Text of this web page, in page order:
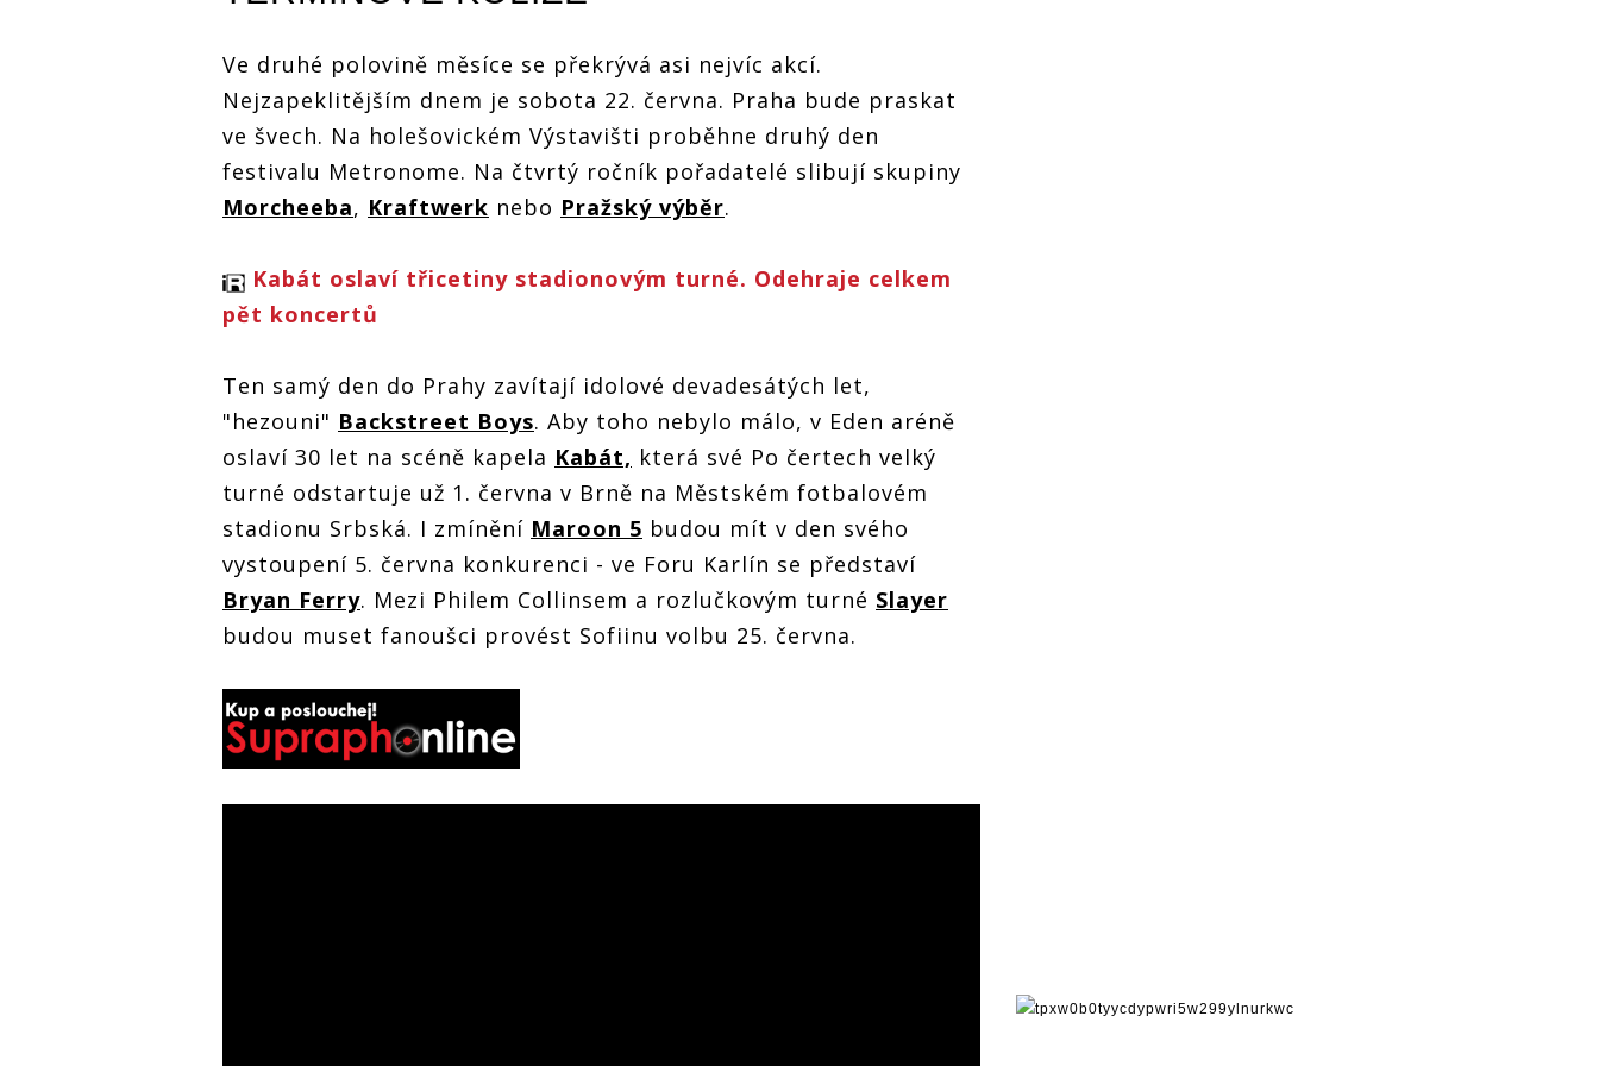
Ve druhé polovině měsíce se překrývá asi nejvíc akcí.
Nejzapeklitějším dnem je sobota 22. června. Praha bude praskat
ve švech. Na holešovickém Výstavišti proběhne druhý den
festivalu Metronome. Na čtvrtý ročník pořadatelé slibují skupiny
Morcheeba, Kraftwerk nebo Pražský výběr.
Kabát oslaví třicetiny stadionovým turné. Odehraje celkem
pět koncertů
Ten samý den do Prahy zavítají idolové devadesátých let,
"hezouni" Backstreet Boys. Aby toho nebylo málo, v Eden aréně
oslaví 30 let na scéně kapela Kabát, která své Po čertech velký
turné odstartuje už 1. června v Brně na Městském fotbalovém
stadionu Srbská. I zmínění Maroon 5 budou mít v den svého
vystoupení 5. června konkurenci - ve Foru Karlín se představí
Bryan Ferry. Mezi Philem Collinsem a rozlučkovým turné Slayer
budou muset fanoušci provést Sofiinu volbu 25. června.